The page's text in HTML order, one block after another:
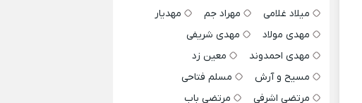
میلاد غلامی
مهراد جم
مهدیار
مهدی مولاد
مهدی شریفی
مهدی احمدوند
معین زد
مسیح و آرش
مسلم فتاحی
مرتضی اشرفی
مرتضی باب